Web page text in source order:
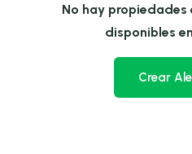
No hay propiedades
disponibles
Crear